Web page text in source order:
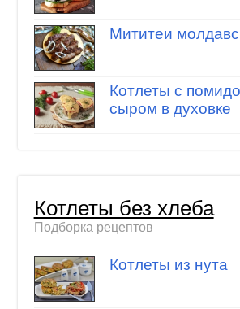
Мититеи
Котлеты с
сыром в духовке
Котлеты без хлеба
Подборка рецептов
Котлеты из нута